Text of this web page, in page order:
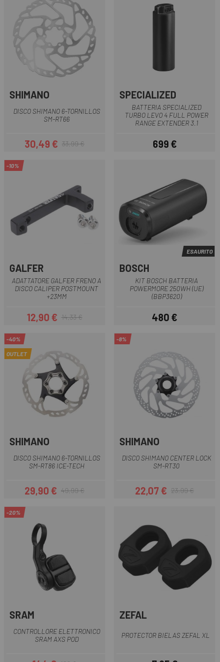
SHIMANO
DISCO SHIMANO 6-TORNILLOS
SM-RT66
Prezzo
30,49 €Prezzo base
33,99 €
SPECIALIZED
BATTERIA SPECIALIZED
TURBO LEVO 4 FULL POWER
RANGE EXTENDER 3.1
Prezzo
699 €
-10%
GALFER
ADATTATORE GALFER FRENO A
DISCO CALIPER POSTMOUNT
+23MM
Prezzo
12,90 €Prezzo base
14,33 €
ESAURITO
BOSCH
KIT BOSCH BATTERIA
POWERMORE 250WH (UE)
(BBP3620)
Prezzo
480 €
-40%
OUTLET
SHIMANO
DISCO SHIMANO 6-TORNILLOS
SM-RT86 ICE-TECH
Prezzo
29,90 €Prezzo base
49,99 €
-8%
SHIMANO
DISCO SHIMANO CENTER LOCK
SM-RT30
Prezzo
22,07 €Prezzo base
23,99 €
-20%
SRAM
CONTROLLORE ELETTRONICO
SRAM AXS POD
ZEFAL
PROTECTOR BIELAS ZEFAL XL